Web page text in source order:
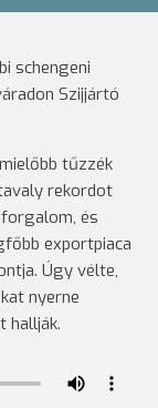
schengeni
Szijjártó
tűzzék
rekordot
és
exportpiaca
Úgy vélte,
nyerne
hallják.